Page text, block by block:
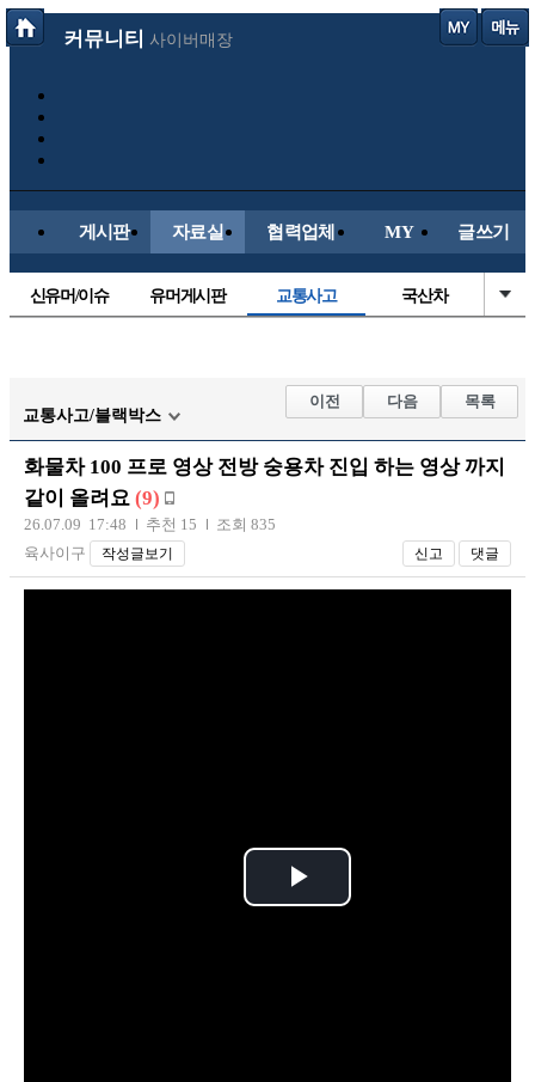
커뮤니티 사이버매장
게시판 자료실 협력업체 MY 글쓰기
신유머/이슈 유머게시판 교통사고 국산차
자유사진 군사/무기
트럭/버스 항공/해운/철도
장착시공사진
교통사고/블랙박스
이전 다음 목록
화물차 100 프로 영상 전방 숭용차 진입 하는 영상 까지
같이 올려요 (9)
26.07.09 17:48 추천 15
조회 835
육사이구
작성글보기 신고 댓글
P